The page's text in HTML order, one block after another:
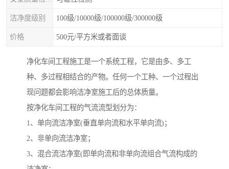
洁净度级别 100级/10000级/100000级/300000级
价格 500元/平方米或者面谈
净化车间工程施工是一个系统工程，它是由多、多工
种、多过程相结合的产物。任何一个工种、一个过程出
现问题都会影响洁净室施工后的总体质量。
按净化车间工程的气流流型划分为：
1、单向流洁净室(垂直单向流和水平单向流)；
2、非单向流洁净室；
3、混合流洁净室(即单向流和非单向流组合气流构成的